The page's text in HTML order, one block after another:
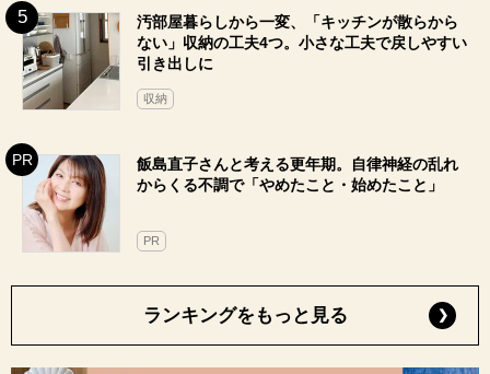
汚部屋暮らしから一変、「キッチンが散らから
ない」収納の工夫4つ。小さな工夫で戻しやすい
引き出しに
収納
飯島直子さんと考える更年期。自律神経の乱れ
からくる不調で「やめたこと・始めたこと」
PR
ランキングをもっと見る